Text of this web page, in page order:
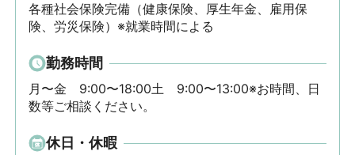
各種社会保険完備（健康保険、厚生年金、雇用保
険、労災保険）※就業時間による
勤務時間
月〜金　9:00〜18:00土　9:00〜13:00※お時間、日
数等ご相談ください。
休日・休暇